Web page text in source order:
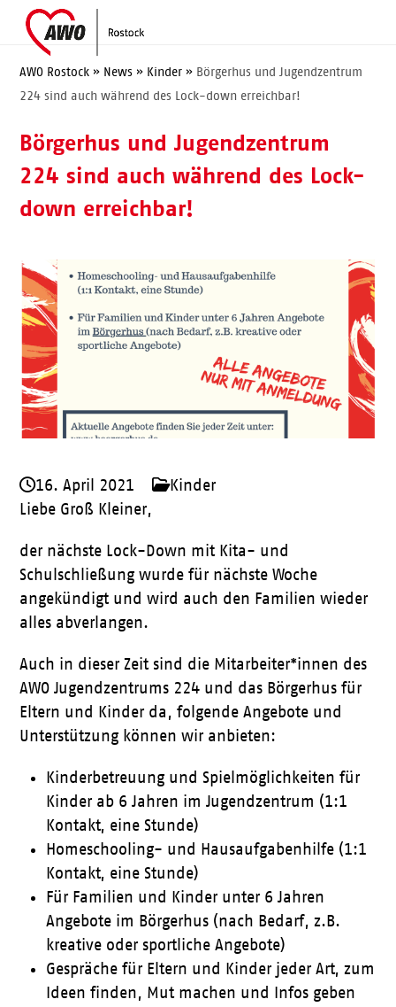
content
Open
mobile
menu
Close
mobile
menu
AWO Rostock » News » Kinder » Börgerhus und Jugendzentrum
224 sind auch während des Lock-down erreichbar!
Börgerhus und Jugendzentrum
224 sind auch während des Lock-
down erreichbar!
16. April 2021
Kinder
Liebe Groß Kleiner,
der nächste Lock-Down mit Kita- und
Schulschließung wurde für nächste Woche
angekündigt und wird auch den Familien wieder
alles abverlangen.
Auch in dieser Zeit sind die Mitarbeiter*innen des
AWO Jugendzentrums 224 und das Börgerhus für
Eltern und Kinder da, folgende Angebote und
Unterstützung können wir anbieten:
Kinderbetreuung und Spielmöglichkeiten für
Kinder ab 6 Jahren im Jugendzentrum (1:1
Kontakt, eine Stunde)
Homeschooling- und Hausaufgabenhilfe (1:1
Kontakt, eine Stunde)
Für Familien und Kinder unter 6 Jahren
Angebote im Börgerhus (nach Bedarf, z.B.
kreative oder sportliche Angebote)
Gespräche für Eltern und Kinder jeder Art, zum
Ideen finden, Mut machen und Infos geben